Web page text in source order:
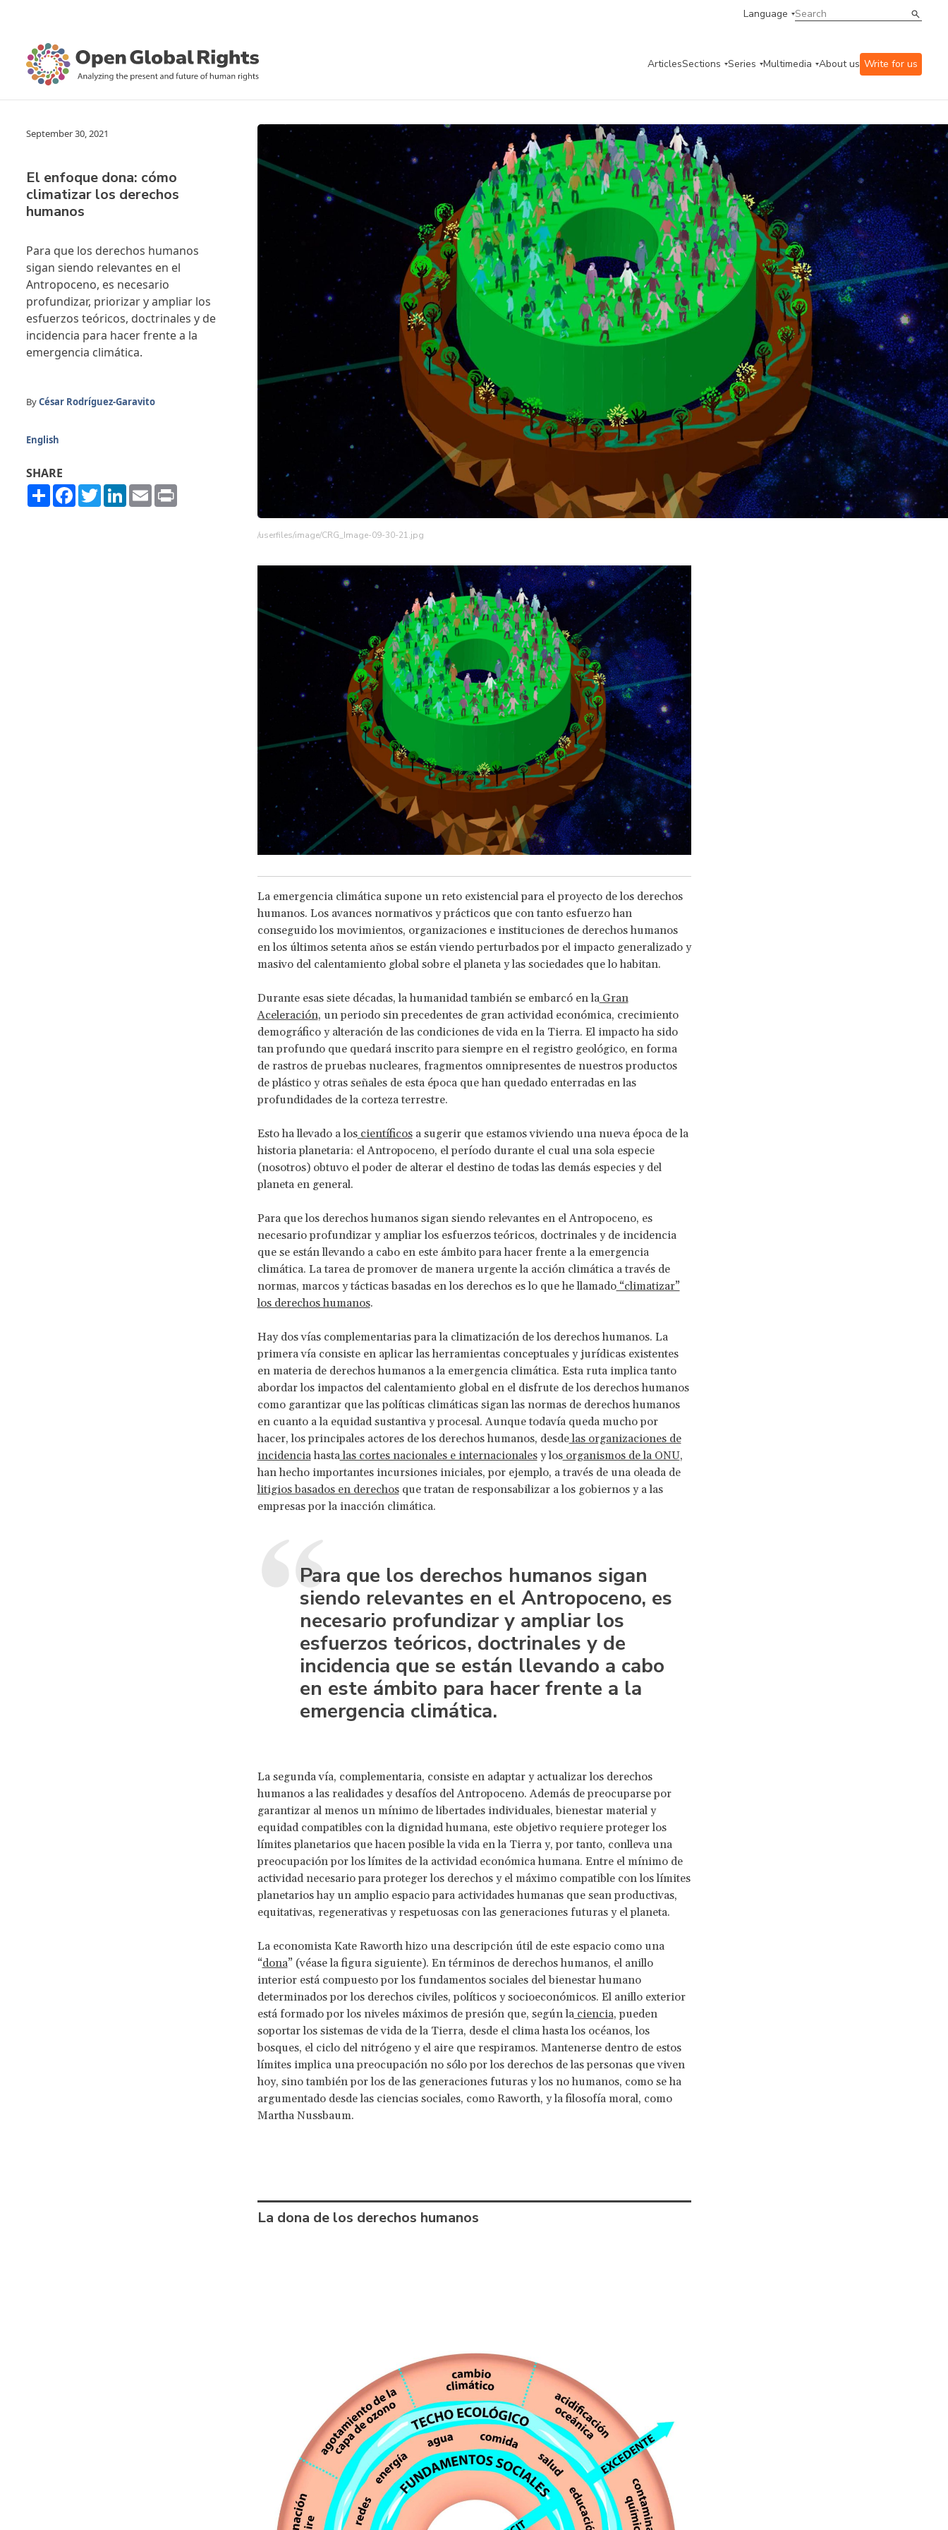
Language
ArticlesSections Series Multimedia About us Write for us
September 30, 2021
El enfoque dona: cómo
climatizar los derechos
humanos
/userfiles/image/CRG_Image-09-30-21.jpg
Para que los derechos humanos
sigan siendo relevantes en el
Antropoceno, es necesario
profundizar, priorizar y ampliar los
esfuerzos teóricos, doctrinales y de
incidencia para hacer frente a la
emergencia climática.
ByCésar Rodríguez-Garavito
English
SHARE
ShareFacebook
TwitterLinkedIn
Email
La emergencia climática supone un reto existencial para el proyecto de los derechos
humanos. Los avances normativos y prácticos que con tanto esfuerzo han
conseguido los movimientos, organizaciones e instituciones de derechos humanos
en los últimos setenta años se están viendo perturbados por el impacto generalizado y
masivo del calentamiento global sobre el planeta y las sociedades que lo habitan.
Durante esas siete décadas, la humanidad también se embarcó en laGran
Aceleración, un periodo sin precedentes de gran actividad económica, crecimiento
demográfico y alteración de las condiciones de vida en la Tierra. El impacto ha sido
tan profundo que quedará inscrito para siempre en el registro geológico, en forma
de rastros de pruebas nucleares, fragmentos omnipresentes de nuestros productos
de plástico y otras señales de esta época que han quedado enterradas en las
profundidades de la corteza terrestre.
Esto ha llevado a loscientíficosa sugerir que estamos viviendo una nueva época de la
historia planetaria: el Antropoceno, el período durante el cual una sola especie
(nosotros) obtuvo el poder de alterar el destino de todas las demás especies y del
planeta en general.
Para que los derechos humanos sigan siendo relevantes en el Antropoceno, es
necesario profundizar y ampliar los esfuerzos teóricos, doctrinales y de incidencia
que se están llevando a cabo en este ámbito para hacer frente a la emergencia
climática. La tarea de promover de manera urgente la acción climática a través de
normas, marcos y tácticas basadas en los derechos es lo que he llamado“climatizar”
los derechos humanos.
Hay dos vías complementarias para la climatización de los derechos humanos. La
primera vía consiste en aplicar las herramientas conceptuales y jurídicas existentes
en materia de derechos humanos a la emergencia climática. Esta ruta implica tanto
abordar los impactos del calentamiento global en el disfrute de los derechos humanos
como garantizar que las políticas climáticas sigan las normas de derechos humanos
en cuanto a la equidad sustantiva y procesal. Aunque todavía queda mucho por
hacer, los principales actores de los derechos humanos, desdelas organizaciones de
incidenciahastalas cortes nacionales e internacionalesy losorganismos de la ONU,
han hecho importantes incursiones iniciales, por ejemplo, a través de una oleada de
litigios basados en derechosque tratan de responsabilizar a los gobiernos y a las
empresas por la inacción climática.
Para que los derechos humanos sigan
siendo relevantes en el Antropoceno, es
necesario profundizar y ampliar los
esfuerzos teóricos, doctrinales y de
incidencia que se están llevando a cabo
en este ámbito para hacer frente a la
emergencia climática.
La segunda vía, complementaria, consiste en adaptar y actualizar los derechos
humanos a las realidades y desafíos del Antropoceno. Además de preocuparse por
garantizar al menos un mínimo de libertades individuales, bienestar material y
equidad compatibles con la dignidad humana, este objetivo requiere proteger los
límites planetarios que hacen posible la vida en la Tierra y, por tanto, conlleva una
preocupación por los límites de la actividad económica humana. Entre el mínimo de
actividad necesario para proteger los derechos y el máximo compatible con los límites
planetarios hay un amplio espacio para actividades humanas que sean productivas,
equitativas, regenerativas y respetuosas con las generaciones futuras y el planeta.
La economista Kate Raworth hizo una descripción útil de este espacio como una
“dona” (véase la figura siguiente). En términos de derechos humanos, el anillo
interior está compuesto por los fundamentos sociales del bienestar humano
determinados por los derechos civiles, políticos y socioeconómicos. El anillo exterior
está formado por los niveles máximos de presión que, según laciencia, pueden
soportar los sistemas de vida de la Tierra, desde el clima hasta los océanos, los
bosques, el ciclo del nitrógeno y el aire que respiramos. Mantenerse dentro de estos
límites implica una preocupación no sólo por los derechos de las personas que viven
hoy, sino también por los de las generaciones futuras y los no humanos, como se ha
argumentado desde las ciencias sociales, como Raworth, y la filosofía moral, como
Martha Nussbaum.
La dona de los derechos humanos